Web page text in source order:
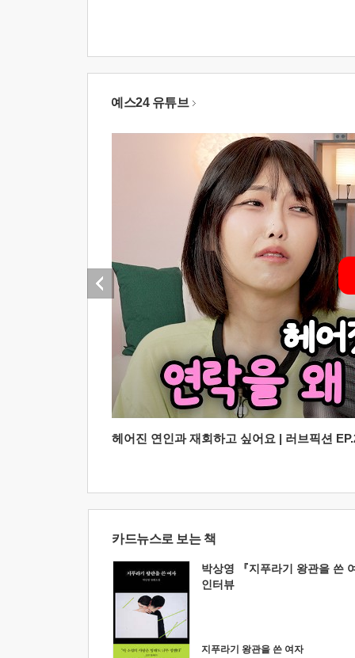
예스24 유튜브
헤어진 연인과 재회하고 싶어요 | 러브픽션
카드뉴스로 보는 책
박상영 『지푸라기 왕관을 쓴
인터뷰
지푸라기 왕관을 쓴 여자